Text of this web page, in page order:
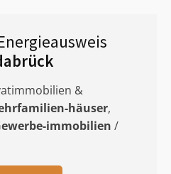
&
häuser,
immobilien /